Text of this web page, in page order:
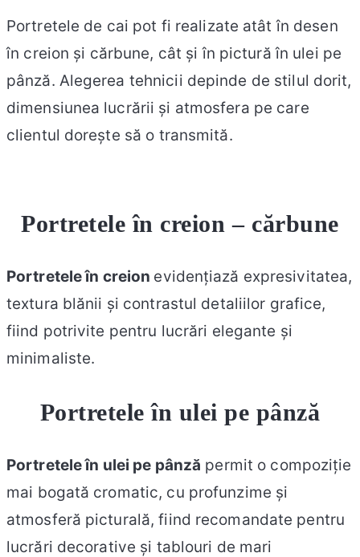
Portretele de cai pot fi realizate atât în desen
în creion și cărbune, cât și în pictură în ulei pe
pânză. Alegerea tehnicii depinde de stilul dorit,
dimensiunea lucrării și atmosfera pe care
clientul dorește să o transmită.
Portretele în creion – cărbune
Portretele în creion evidențiază expresivitatea,
textura blănii și contrastul detaliilor grafice,
fiind potrivite pentru lucrări elegante și
minimaliste.
Portretele în ulei pe pânză
Portretele în ulei pe pânză permit o compoziție
mai bogată cromatic, cu profunzime și
atmosferă picturală, fiind recomandate pentru
lucrări decorative și tablouri de mari